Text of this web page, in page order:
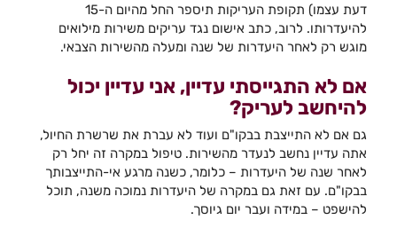
דעת עצמו) תקופת העריקות תיספר החל מהיום ה-15
להיעדרותו. לרוב, כתב אישום נגד עריקים משירות מילואים
מוגש רק לאחר היעדרות של שנה ומעלה מהשירות הצבאי.
אם לא התגייסתי עדיין, אני עדיין יכול
להיחשב לעריק?
גם אם לא התייצבת בבקו"ם ועוד לא עברת את שרשרת החיול,
אתה עדיין נחשב לנעדר מהשירות. טיפול במקרה זה יחל רק
לאחר שנה של היעדרות – כלומר, כשנה מרגע אי-התייצבותך
בבקו"ם. עם זאת גם במקרה של היעדרות נמוכה משנה, תוכל
להישפט – במידה ועבר יום גיוסך.